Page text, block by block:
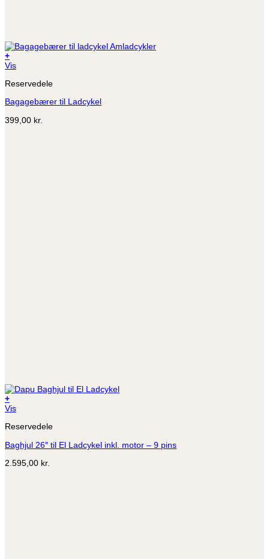
+
Vis
Reservedele
Bagagebærer til Ladcykel
399,00 kr.
+
Dette
har
varianter.
kan
Vis
Reservedele
Baghjul 26″ til El Ladcykel inkl. motor – 9 pins
2.595,00 kr.